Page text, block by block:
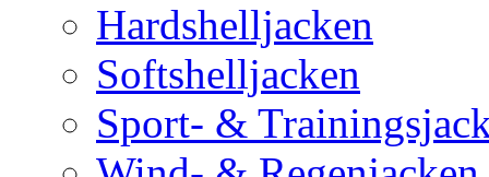
Hardshelljacken
Softshelljacken
Sport- &